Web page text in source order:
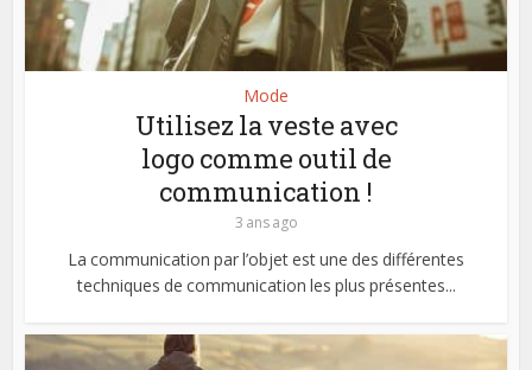
Mode
Utilisez la veste avec
logo comme outil de
communication !
3 ans ago
La communication par l’objet est une des différentes
techniques de communication les plus présentes...